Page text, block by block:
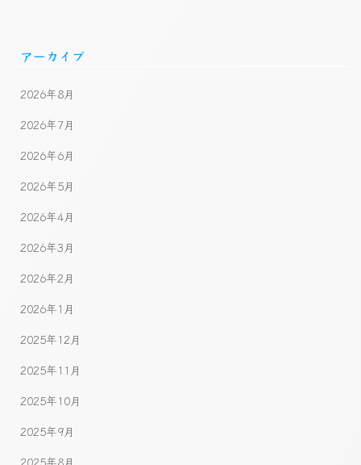
アーカイブ
2026年8月
2026年7月
2026年6月
2026年5月
2026年4月
2026年3月
2026年2月
2026年1月
2025年12月
2025年11月
2025年10月
2025年9月
2025年8月